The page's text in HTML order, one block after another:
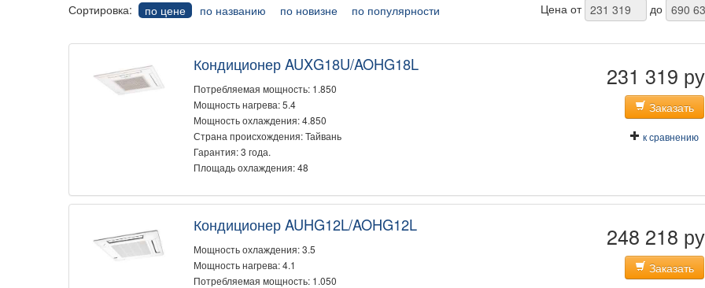
Сортировка: по цене по названию по новизне по популярности Цена от до
Кондиционер AUXG18U/AOHG18L
Потребляемая мощность: 1.850
Мощность нагрева: 5.4
Мощность охлаждения: 4.850
Страна происхождения: Тайвань
Гарантия: 3 года.
Площадь охлаждения: 48
231 319
Заказать
к сравнению
Кондиционер AUHG12L/AOHG12L
Мощность охлаждения: 3.5
Мощность нагрева: 4.1
Потребляемая мощность: 1.050
248 218
Заказать